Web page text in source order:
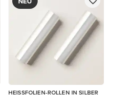
HEISSFOLIEN-ROLLEN IN SILBER